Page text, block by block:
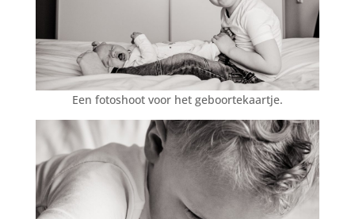
Een fotoshoot voor het geboortekaartje.